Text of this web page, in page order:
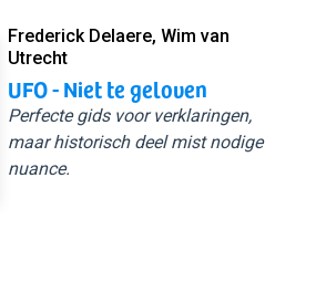
Frederick Delaere, Wim van
Utrecht
UFO - Niet te geloven
Perfecte gids voor verklaringen,
maar historisch deel mist nodige
nuance.